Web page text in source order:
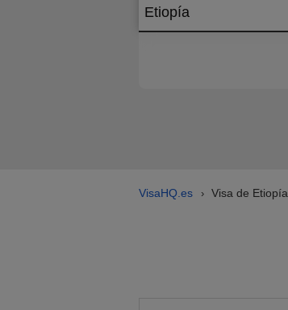
Etiopía
VisaHQ.es › Visa de Etiopía